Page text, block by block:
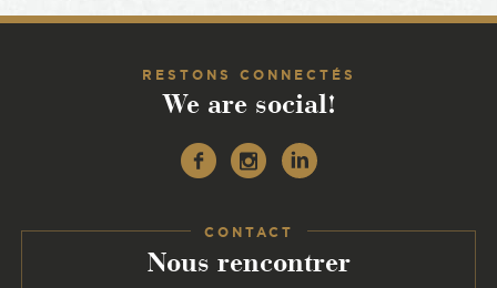
RESTONS CONNECTÉS
We are social!
CONTACT
Nous rencontrer